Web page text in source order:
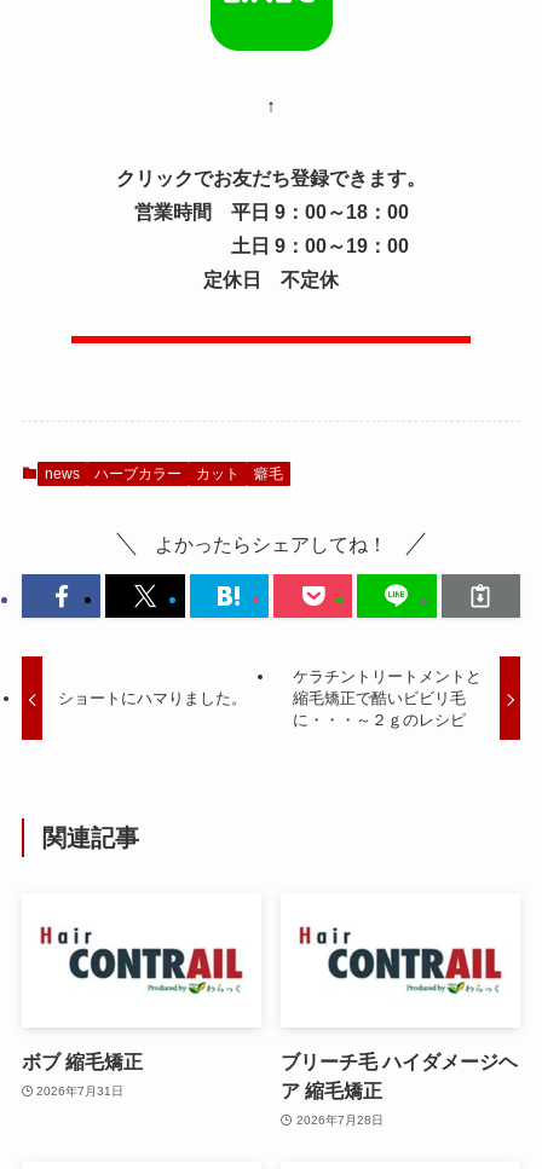
↑
クリックでお友だち登録できます。
営業時間 平日 9：00～18：00
土日 9：00～19：00
定休日 不定休
news ハーブカラー カット 癖毛
よかったらシェアしてね！
ショートにハマりました。
ケラチントリートメントと
縮毛矯正で酷いビビリ毛
に・・・～２ｇのレシピ
関連記事
ボブ 縮毛矯正
2026年7月31日
ブリーチ毛 ハイダメージヘ
ア 縮毛矯正
2026年7月28日